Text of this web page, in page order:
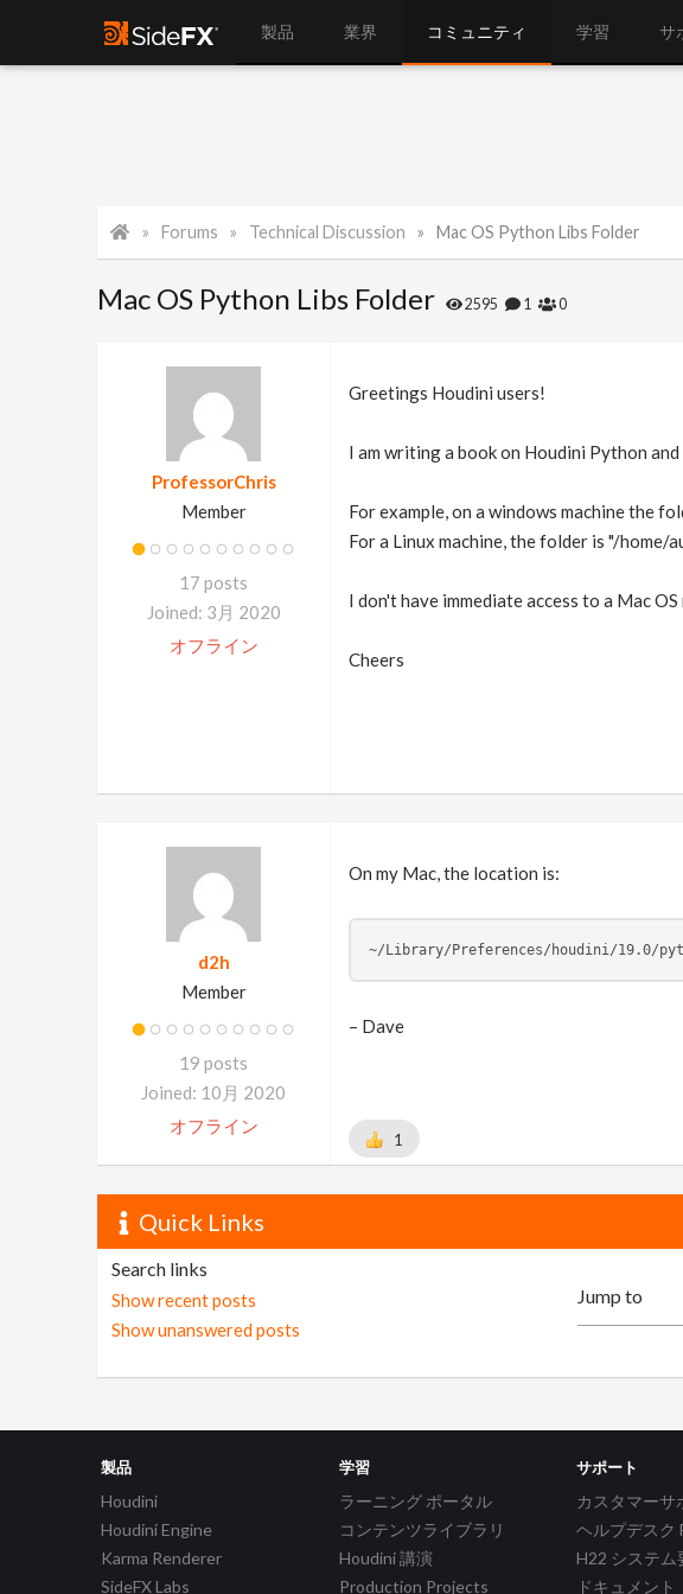
製品 業界 コミュニティ 学習 サ
Forums Technical Discussion Mac OS Python Libs Folder
Mac OS Python Libs Folder 2595 1 0
ProfessorChris
Member
17 posts
Joined: 3月 2020
オフライン
Greetings Houdini users!
I am writing a book on Houdini Python
For example, on a windows machine the
For a Linux machine, the folder is "/
I don't have immediate access to a Mac
Cheers
d2h
Member
19 posts
Joined: 10月 2020
オフライン
On my Mac, the location is:
~/Library/Preferences/houdini/19.0/
– Dave
1
Quick Links
Search links
Show recent posts
Show unanswered posts
製品
Houdini
Houdini Engine
Karma Renderer
SideFX Labs
学習
ラーニング ポータル
コンテンツライブラリ
Houdini 講演
Production Projects
サポート
カスタマーサ
ヘルプデスク
H22 システム
ドキュメント